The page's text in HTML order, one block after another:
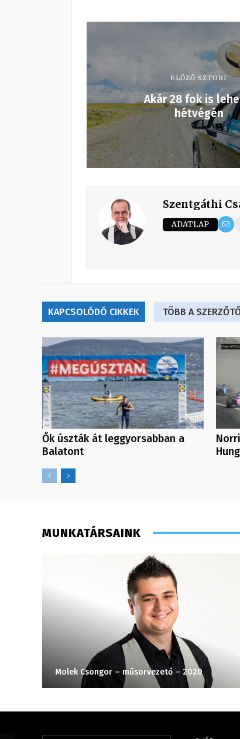
ELŐZŐ SZTORI
Akár 28 fok is
hétvégén
Szentgáthi
ADATLAP
KAPCSOLÓDÓ CIKKEK TÖBB A
Ők úszták át leggyorsabban a
Balatont
MUNKATÁRSAINK
Molek Csongor – műsorvezető – 2020